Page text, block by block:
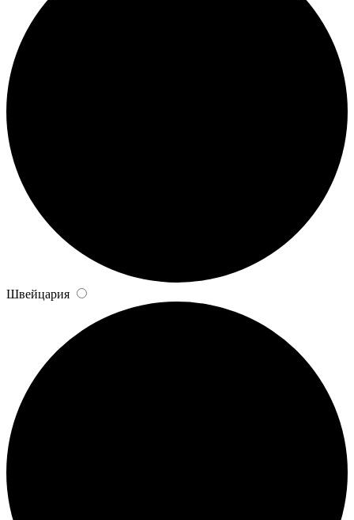
Швейцария